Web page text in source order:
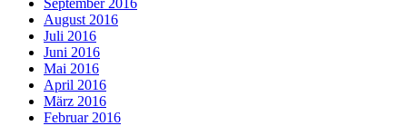
September 2016
August 2016
Juli 2016
Juni 2016
Mai 2016
April 2016
März 2016
Februar 2016